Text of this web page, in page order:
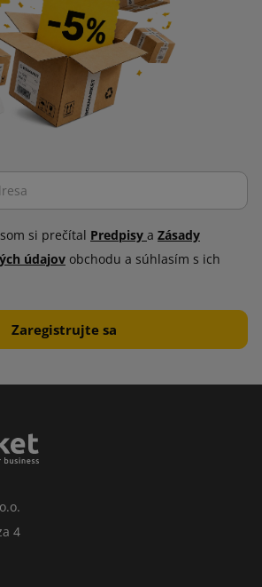
si prečítal Predpisy a Zásady
údajov obchodu a súhlasím s ich
4